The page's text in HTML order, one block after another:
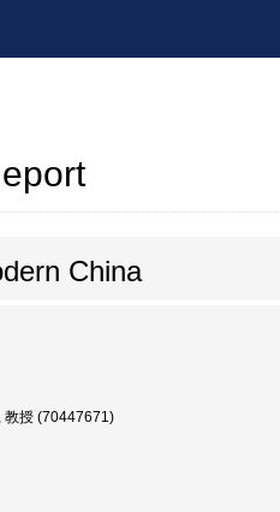
China
教授 (70447671)